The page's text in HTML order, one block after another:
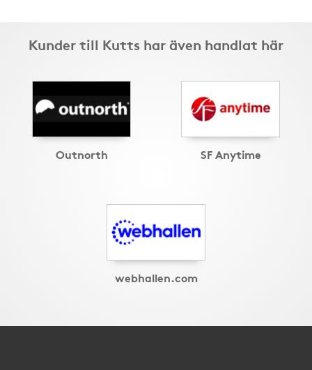
Kunder till Kutts har även handlat här
Outnorth SF Anytime
webhallen.com